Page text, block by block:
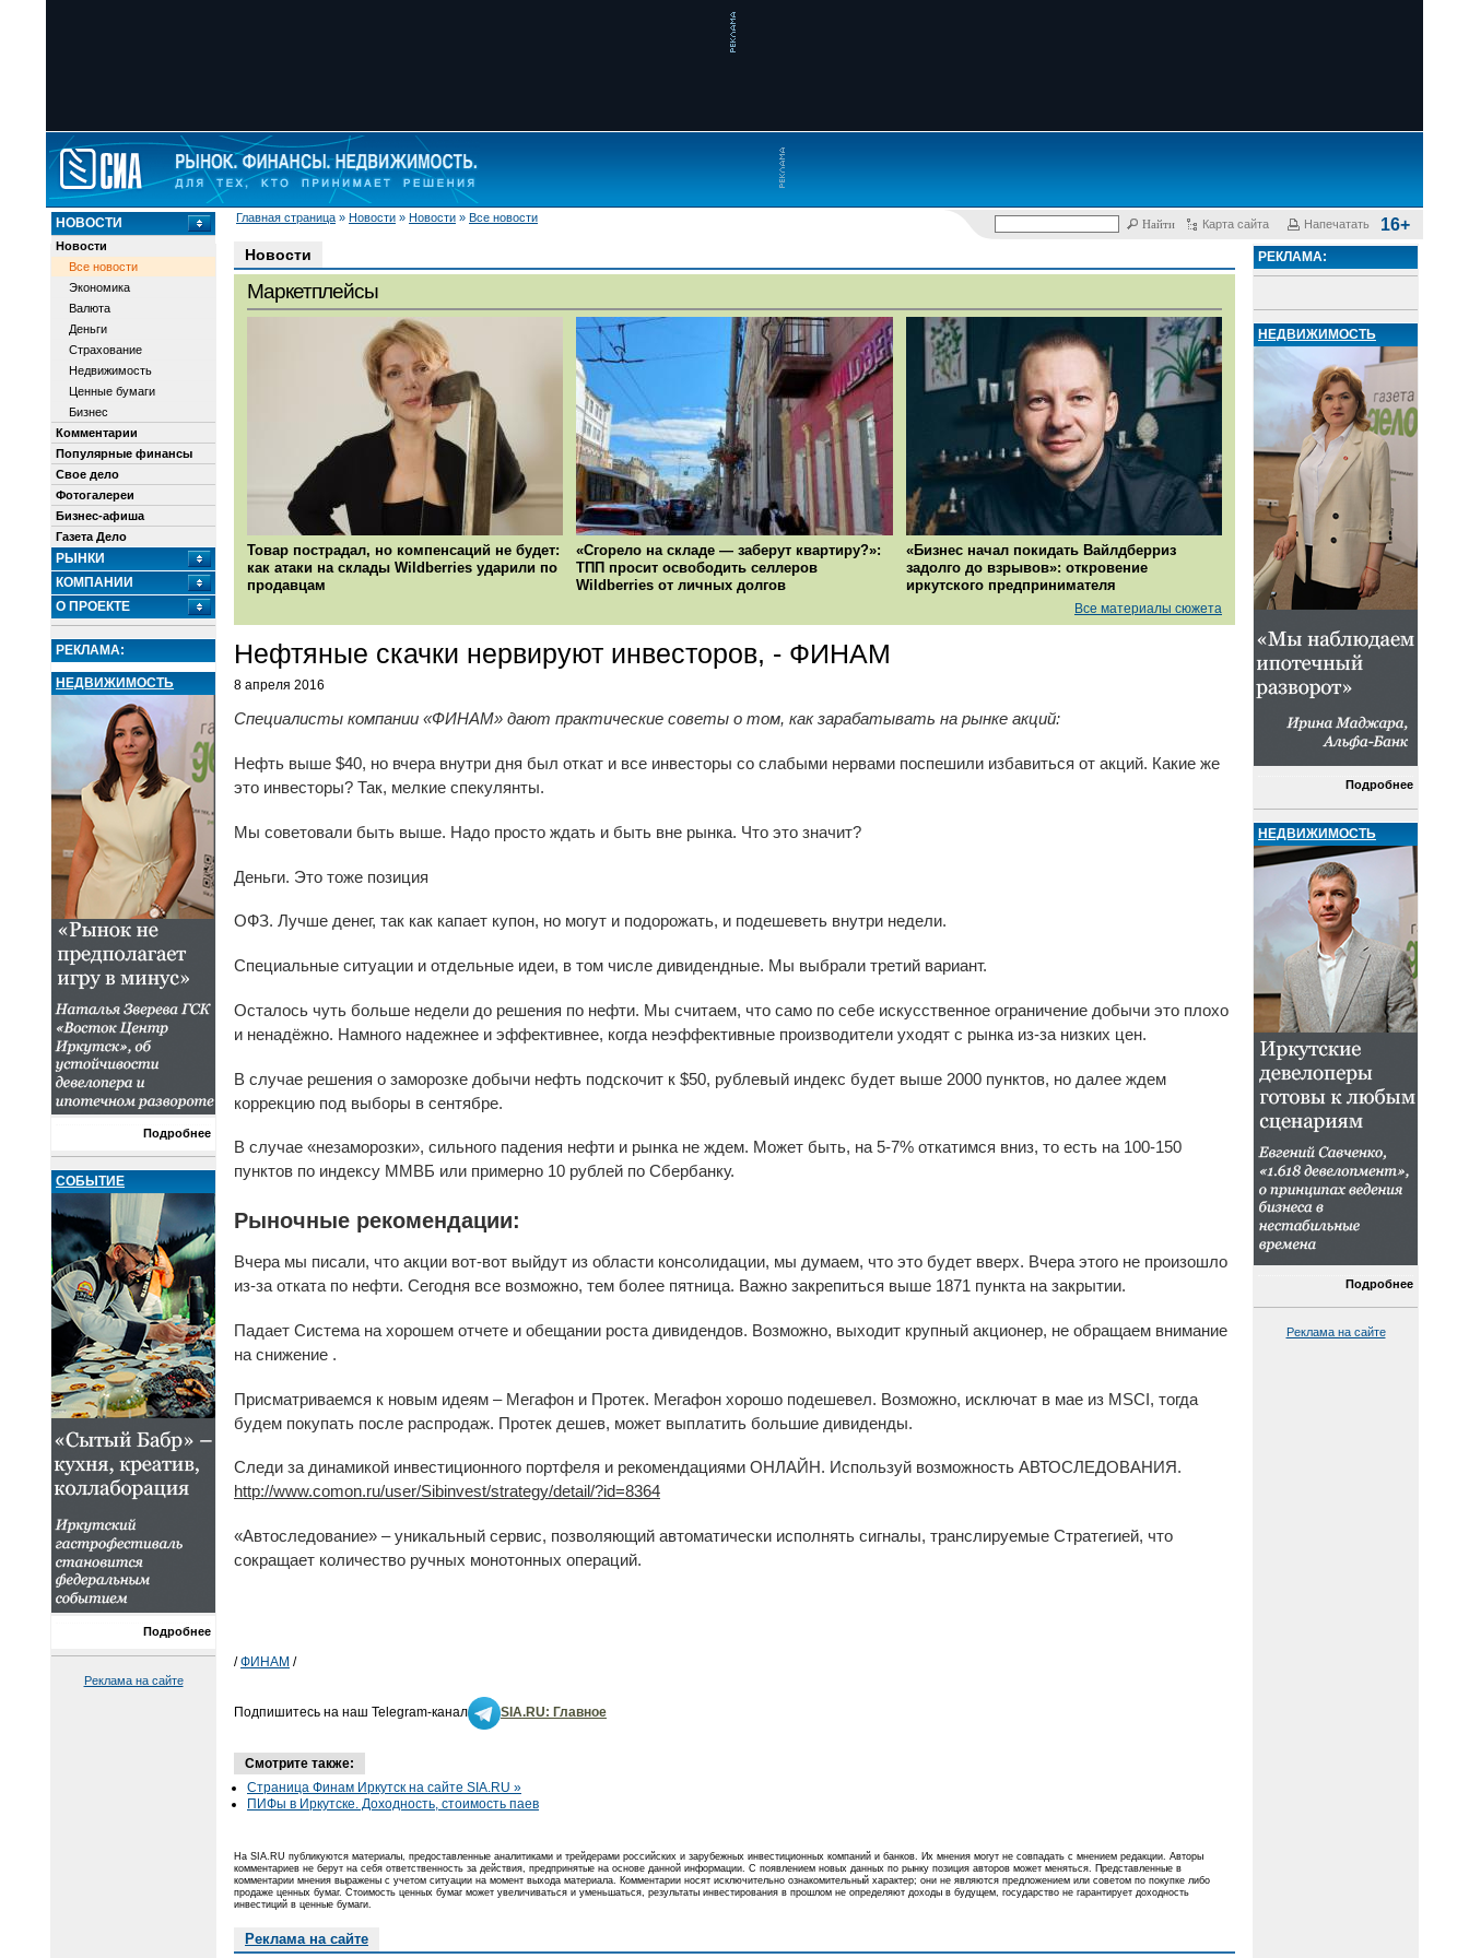
Главная страница » Новости » Новости » Все новости
Карта сайта Напечатать 16+
НОВОСТИ
Новости
Все новости
Экономика
Валюта
Деньги
Страхование
Недвижимость
Ценные бумаги
Бизнес
Комментарии
Популярные финансы
Свое дело
Фотогалереи
Бизнес-афиша
Газета Дело
РЫНКИ
КОМПАНИИ
О ПРОЕКТЕ
РЕКЛАМА:
НЕДВИЖИМОСТЬ
Подробнее
СОБЫТИЕ
Подробнее
Реклама на сайте
Новости
Маркетплейсы
Товар пострадал, но компенсаций не будет:
как атаки на склады Wildberries ударили по
продавцам
«Сгорело на складе — заберут квартиру?»:
ТПП просит освободить селлеров
Wildberries от личных долгов
«Бизнес начал покидать Вайлдберриз
задолго до взрывов»: откровение
иркутского предпринимателя
Все материалы сюжета
Нефтяные скачки нервируют инвесторов, - ФИНАМ
8 апреля 2016
Специалисты компании «ФИНАМ» дают практические советы о том, как зарабатывать на рынке акций:
Нефть выше $40, но вчера внутри дня был откат и все инвесторы со слабыми нервами поспешили избавиться от акций. Какие же
это инвесторы? Так, мелкие спекулянты.
Мы советовали быть выше. Надо просто ждать и быть вне рынка. Что это значит?
Деньги. Это тоже позиция
ОФЗ. Лучше денег, так как капает купон, но могут и подорожать, и подешеветь внутри недели.
Специальные ситуации и отдельные идеи, в том числе дивидендные. Мы выбрали третий вариант.
Осталось чуть больше недели до решения по нефти. Мы считаем, что само по себе искусственное ограничение добычи это плохо
и ненадёжно. Намного надежнее и эффективнее, когда неэффективные производители уходят с рынка из-за низких цен.
В случае решения о заморозке добычи нефть подскочит к $50, рублевый индекс будет выше 2000 пунктов, но далее ждем
коррекцию под выборы в сентябре.
В случае «незаморозки», сильного падения нефти и рынка не ждем. Может быть, на 5-7% откатимся вниз, то есть на 100-150
пунктов по индексу ММВБ или примерно 10 рублей по Сбербанку.
Рыночные рекомендации:
Вчера мы писали, что акции вот-вот выйдут из области консолидации, мы думаем, что это будет вверх. Вчера этого не произошло
из-за отката по нефти. Сегодня все возможно, тем более пятница. Важно закрепиться выше 1871 пункта на закрытии.
Падает Система на хорошем отчете и обещании роста дивидендов. Возможно, выходит крупный акционер, не обращаем внимание
на снижение .
Присматриваемся к новым идеям – Мегафон и Протек. Мегафон хорошо подешевел. Возможно, исключат в мае из MSCI, тогда
будем покупать после распродаж. Протек дешев, может выплатить большие дивиденды.
Следи за динамикой инвестиционного портфеля и рекомендациями ОНЛАЙН. Используй возможность АВТОСЛЕДОВАНИЯ.
http://www.comon.ru/user/Sibinvest/strategy/detail/?id=8364
«Автоследование» – уникальный сервис, позволяющий автоматически исполнять сигналы, транслируемые Стратегией, что
сокращает количество ручных монотонных операций.
/ФИНАМ /
Подпишитесь на наш Telegram-канал SIA.RU: Главное
Смотрите также:
Страница Финам Иркутск на сайте SIA.RU »
ПИФы в Иркутске. Доходность, стоимость паев
На SIA.RU публикуются материалы, предоставленные аналитиками и трейдерами российских и зарубежных инвестиционных компаний и банков. Их мнения могут не совпадать с мнением редакции. Авторы
комментариев не берут на себя ответственность за действия, предпринятые на основе данной информации. С появлением новых данных по рынку позиция авторов может меняться. Представленные в
комментарии мнения выражены с учетом ситуации на момент выхода материала. Комментарии носят исключительно ознакомительный характер; они не являются предложением или советом по покупке либо
продаже ценных бумаг. Стоимость ценных бумаг может увеличиваться и уменьшаться, результаты инвестирования в прошлом не определяют доходы в будущем, государство не гарантирует доходность
инвестиций в ценные бумаги.
Реклама на сайте
РЕКЛАМА:
НЕДВИЖИМОСТЬ
Подробнее
НЕДВИЖИМОСТЬ
Подробнее
Реклама на сайте